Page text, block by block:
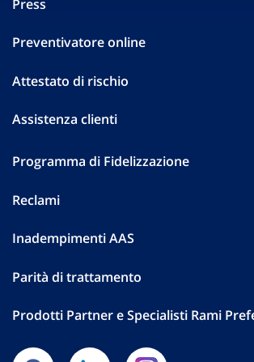
Press
Preventivatore online
Attestato di rischio
Assistenza clienti
Programma di Fidelizzazione
Reclami
Inadempimenti AAS
Parità di trattamento
Prodotti Partner e Specialisti Rami